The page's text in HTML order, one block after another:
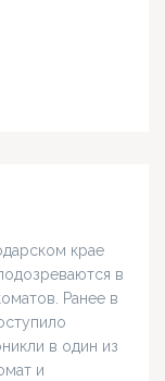
крае
в
Ранее в
в один из
и